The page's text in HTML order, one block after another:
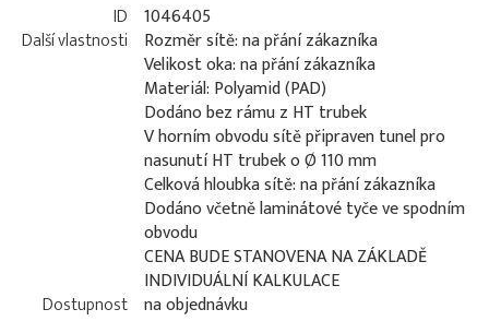
ID 1046405
Další vlastnosti
Rozměr sítě: na přání zákazníka
Velikost oka: na přání zákazníka
Materiál: Polyamid (PAD)
Dodáno bez rámu z HT trubek
V horním obvodu sítě připraven tunel pro
nasunutí HT trubek o Ø 110 mm
Celková hloubka sítě: na přání zákazníka
Dodáno včetně laminátové tyče ve spodním
obvodu
CENA BUDE STANOVENA NA ZÁKLADĚ
INDIVIDUÁLNÍ KALKULACE
Dostupnost na objednávku